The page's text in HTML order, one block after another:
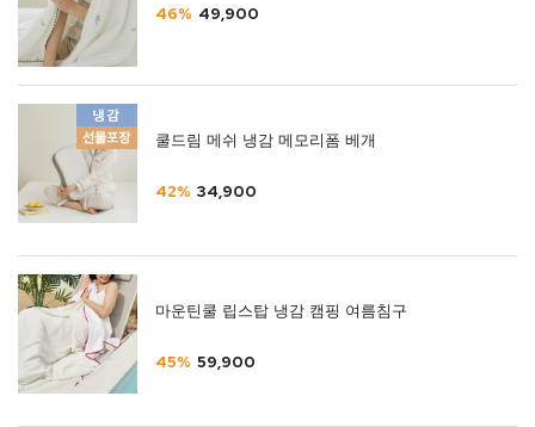
46% 49,900
쿨드림 메쉬 냉감 메모리폼 베개
42% 34,900
마운틴쿨 립스탑 냉감 캠핑 여름침구
45% 59,900